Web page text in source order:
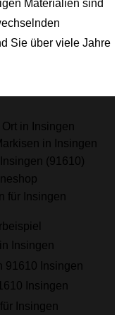
Materialien sind
Sie über viele Jahre